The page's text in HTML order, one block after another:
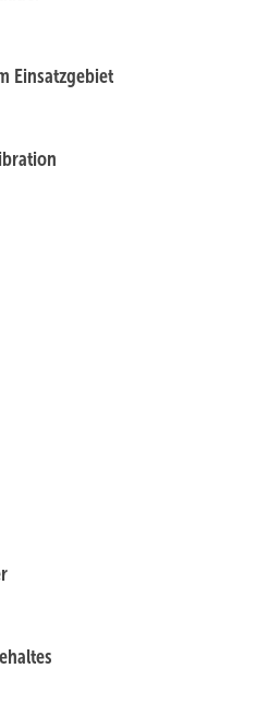
Einsatzgebiet